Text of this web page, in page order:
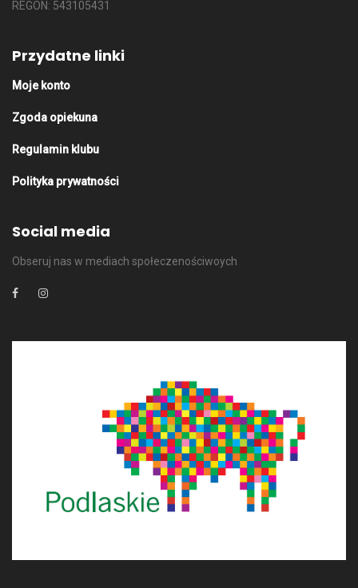
REGON: 543105431
Przydatne linki
Moje konto
Zgoda opiekuna
Regulamin klubu
Polityka prywatności
Social media
Obseruj nas w mediach społeczenościwoych